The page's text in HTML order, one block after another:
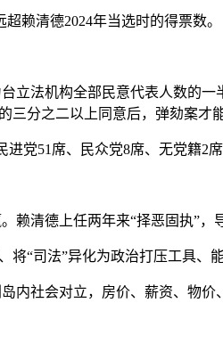
赖清德2024年当选时的得票数。
法机构全部民意代表人数的一
分之二以上同意后，弹劾案才
党51席、民众党8席、无党籍2席
德上任两年来“择恶固执”，
“司法”异化为政治打压工具、
社会对立，房价、薪资、物价